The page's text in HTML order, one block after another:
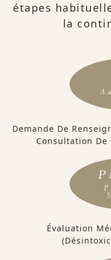
étapes
la
Demande De
Consultation
Évaluation